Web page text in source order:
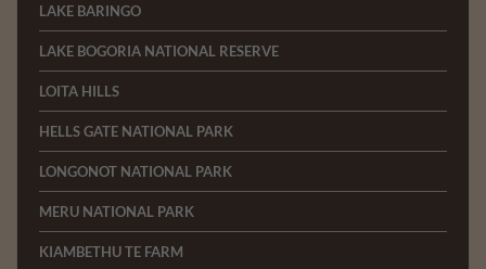
LAKE BARINGO
LAKE BOGORIA NATIONAL RESERVE
LOITA HILLS
HELLS GATE NATIONAL PARK
LONGONOT NATIONAL PARK
MERU NATIONAL PARK
KIAMBETHU TE FARM